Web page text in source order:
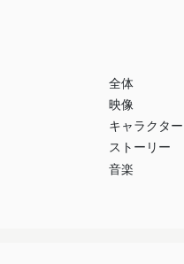
全体
映像
キャラクター
ストーリー
音楽